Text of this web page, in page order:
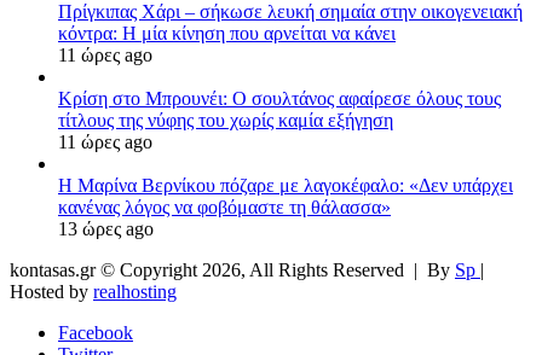
Πρίγκιπας Χάρι – σήκωσε λευκή σημαία στην οικογενειακή
κόντρα: Η μία κίνηση που αρνείται να κάνει
11 ώρες ago
Κρίση στο Μπρουνέι: Ο σουλτάνος αφαίρεσε όλους τους
τίτλους της νύφης του χωρίς καμία εξήγηση
11 ώρες ago
Η Μαρίνα Βερνίκου πόζαρε με λαγοκέφαλο: «Δεν υπάρχει
κανένας λόγος να φοβόμαστε τη θάλασσα»
13 ώρες ago
kontasas.gr © Copyright 2026, All Rights Reserved | By Sp |
Hosted by realhosting
Facebook